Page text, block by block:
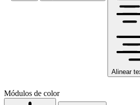
Alinear
Módulos de color